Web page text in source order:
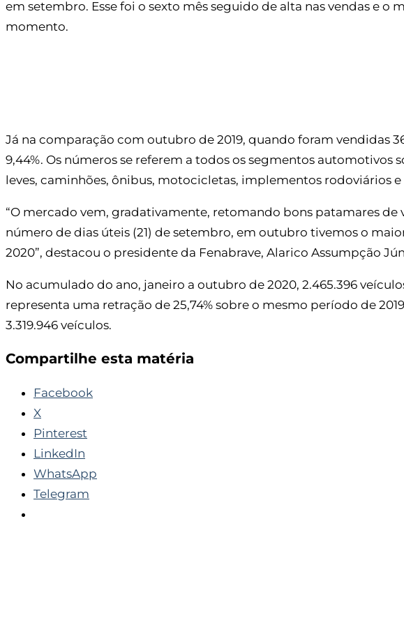
em setembro. Esse foi o sexto mês seguido de alta nas vendas e o
momento.
Já na comparação com outubro de 2019, quando foram vendidas
9,44%. Os números se referem a todos os segmentos automotivos
leves, caminhões, ônibus, motocicletas, implementos rodoviários e
“O mercado vem, gradativamente, retomando bons patamares de
número de dias úteis (21) de setembro, em outubro tivemos o
2020”, destacou o presidente da Fenabrave, Alarico Assumpção
No acumulado do ano, janeiro a outubro de 2020, 2.465.396
representa uma retração de 25,74% sobre o mesmo período de
3.319.946 veículos.
Compartilhe esta matéria
Facebook
X
Pinterest
LinkedIn
WhatsApp
Telegram